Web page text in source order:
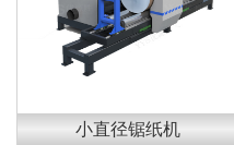
小直径锯纸机